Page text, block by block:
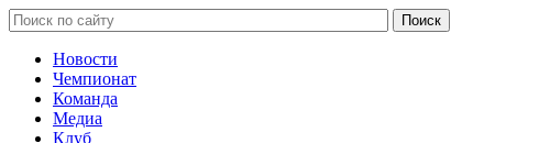
Новости
Чемпионат
Команда
Медиа
Клуб